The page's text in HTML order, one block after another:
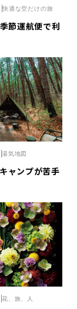
節運航便で利
快適な空だけの旅
ャンプが苦手
湯気地図
花、旅、人